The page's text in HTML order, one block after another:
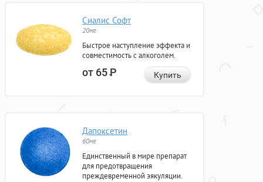
Сиалис Софт
20мг
Быстрое наступление эффекта и
совместимость с алкоголем.
от 65Р Купить
Дапоксетин
60мг
Единственный в мире препарат
для предотвращения
преждевременной эякуляции.